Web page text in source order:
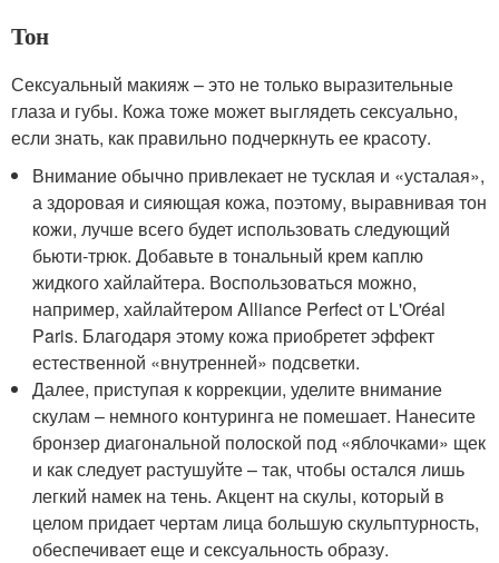
Тон
Сексуальный макияж – это не только выразительные
глаза и губы. Кожа тоже может выглядеть сексуально,
если знать, как правильно подчеркнуть ее красоту.
Внимание обычно привлекает не тусклая и «усталая»,
а здоровая и сияющая кожа, поэтому, выравнивая тон
кожи, лучше всего будет использовать следующий
бьюти-трюк. Добавьте в тональный крем каплю
жидкого хайлайтера. Воспользоваться можно,
например, хайлайтером Alliance Perfect от L'Oréal
Paris. Благодаря этому кожа приобретет эффект
естественной «внутренней» подсветки.
Далее, приступая к коррекции, уделите внимание
скулам – немного контуринга не помешает. Нанесите
бронзер диагональной полоской под «яблочками» щек
и как следует растушуйте – так, чтобы остался лишь
легкий намек на тень. Акцент на скулы, который в
целом придает чертам лица большую скульптурность,
обеспечивает еще и сексуальность образу.